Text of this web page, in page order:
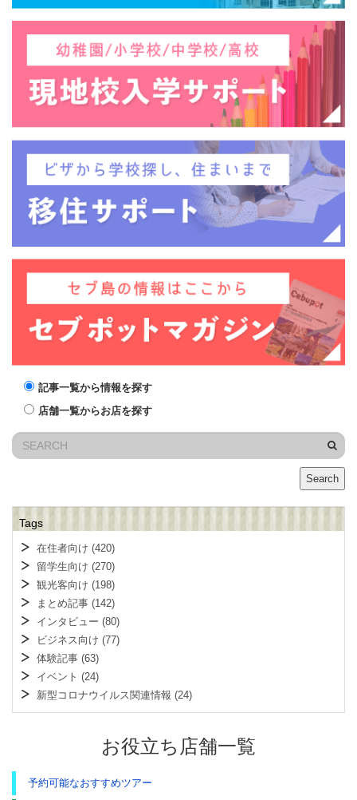
記事一覧から情報を探す
店舗一覧からお店を探す
Search
Tags
在住者向け (420)
留学生向け (270)
観光客向け (198)
まとめ記事 (142)
インタビュー (80)
ビジネス向け (77)
体験記事 (63)
イベント (24)
新型コロナウイルス関連情報 (24)
お役立ち店舗一覧
予約可能なおすすめツアー